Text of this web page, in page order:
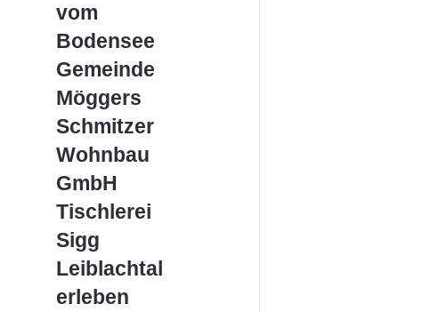
vom
Bodensee
Gemeinde
Gemeinde
Möggers
Schmitzer
GmbH
Schmitzer
Wohnbau
GmbH
Tischlerei
Tischlerei
Sigg
Leiblachtal
Leiblachtal
erleben